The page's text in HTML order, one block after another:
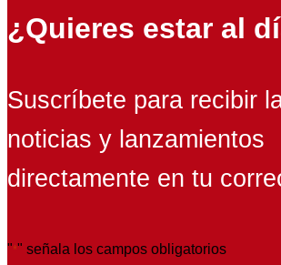
¿Quieres estar al
Suscríbete para recibir
noticias y lanzamientos
directamente en tu
"*" señala los campos obligatorios